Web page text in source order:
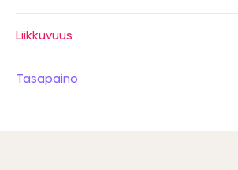
Liikkuvuus
Tasapaino